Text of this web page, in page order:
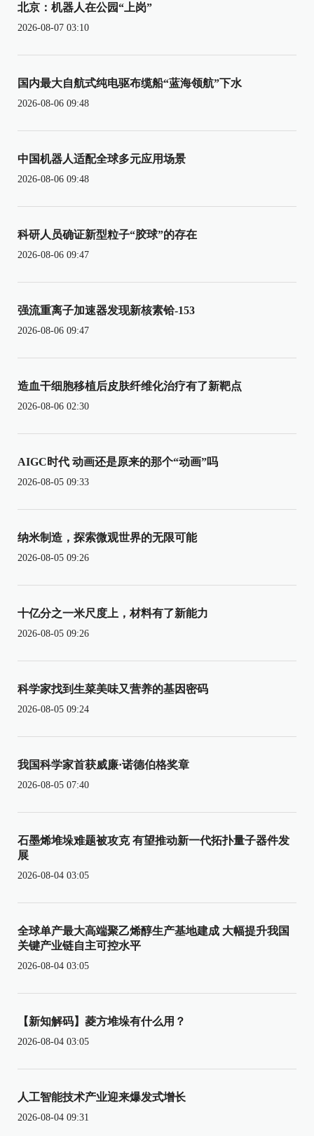
北京：机器人在公园“上岗”
2026-08-07 03:10
国内最大自航式纯电驱布缆船“蓝海领航”下水
2026-08-06 09:48
中国机器人适配全球多元应用场景
2026-08-06 09:48
科研人员确证新型粒子“胶球”的存在
2026-08-06 09:47
强流重离子加速器发现新核素铪-153
2026-08-06 09:47
造血干细胞移植后皮肤纤维化治疗有了新靶点
2026-08-06 02:30
AIGC时代 动画还是原来的那个“动画”吗
2026-08-05 09:33
纳米制造，探索微观世界的无限可能
2026-08-05 09:26
十亿分之一米尺度上，材料有了新能力
2026-08-05 09:26
科学家找到生菜美味又营养的基因密码
2026-08-05 09:24
我国科学家首获威廉·诺德伯格奖章
2026-08-05 07:40
石墨烯堆垛难题被攻克 有望推动新一代拓扑量子器件发
展
2026-08-04 03:05
全球单产最大高端聚乙烯醇生产基地建成 大幅提升我国
关键产业链自主可控水平
2026-08-04 03:05
【新知解码】菱方堆垛有什么用？
2026-08-04 03:05
人工智能技术产业迎来爆发式增长
2026-08-04 09:31